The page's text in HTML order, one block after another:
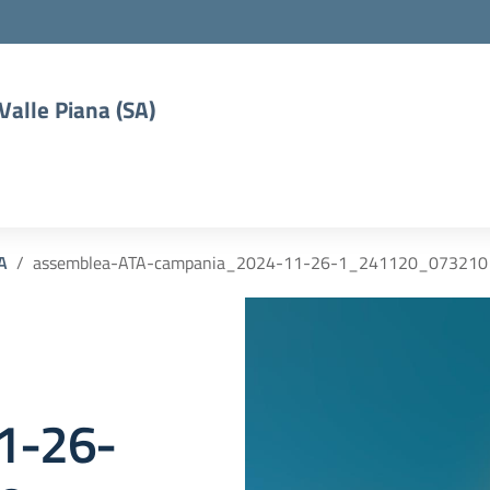
Piana (SA)
assemblea-ATA-campania_2024-11-26-1_241120_073210
26-